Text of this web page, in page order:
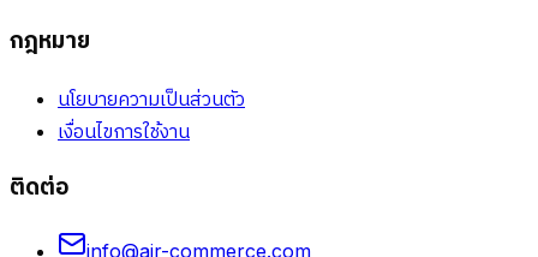
กฎหมาย
นโยบายความเป็นส่วนตัว
เงื่อนไขการใช้งาน
ติดต่อ
info@air-commerce.com